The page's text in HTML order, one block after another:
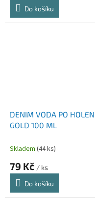
Do košíku
DENIM VODA PO
GOLD 100 ML
Skladem (44 ks)
79 Kč / ks
Do košíku